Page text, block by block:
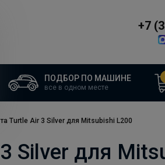
+7
ПОДБОР ПО МАШИНЕ
все в одном месте
Turtle Air 3 Silver для Mitsubishi L200
Silver для